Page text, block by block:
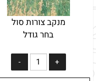
מנקב צורות סול
בחר גודל